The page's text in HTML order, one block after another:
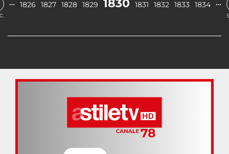
… 1826 1827 1828 1829 1830 1831 1832 1833 1834 …